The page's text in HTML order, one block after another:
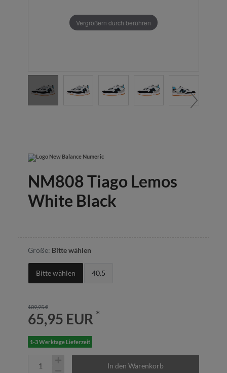
Vergrößern durch berühren
NM808 Tiago Lemos
White Black
Größe: Bitte wählen
Bitte wählen 40.5
109,95 €
65,95 EUR *
1-3 Werktage Lieferzeit
In den Warenkorb